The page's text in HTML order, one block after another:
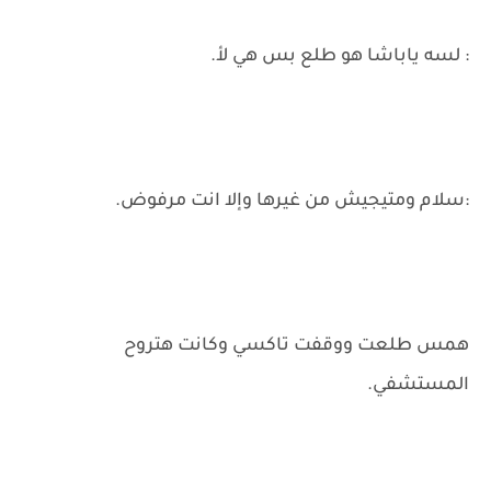
: لسه ياباشا هو طلع بس هي لأ.
:سلام ومتيجيش من غيرها وإلا انت مرفوض.
همس طلعت ووقفت تاكسي وكانت هتروح
المستشفي.